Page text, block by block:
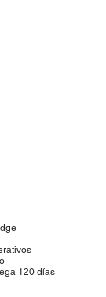
120 días